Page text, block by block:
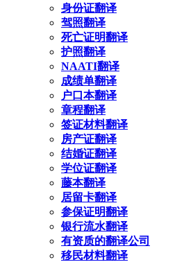
身份证翻译
驾照翻译
死亡证明翻译
护照翻译
NAATI翻译
成绩单翻译
户口本翻译
章程翻译
签证材料翻译
房产证翻译
结婚证翻译
学位证翻译
藤本翻译
居留卡翻译
参保证明翻译
银行流水翻译
有资质的翻译公司
移民材料翻译